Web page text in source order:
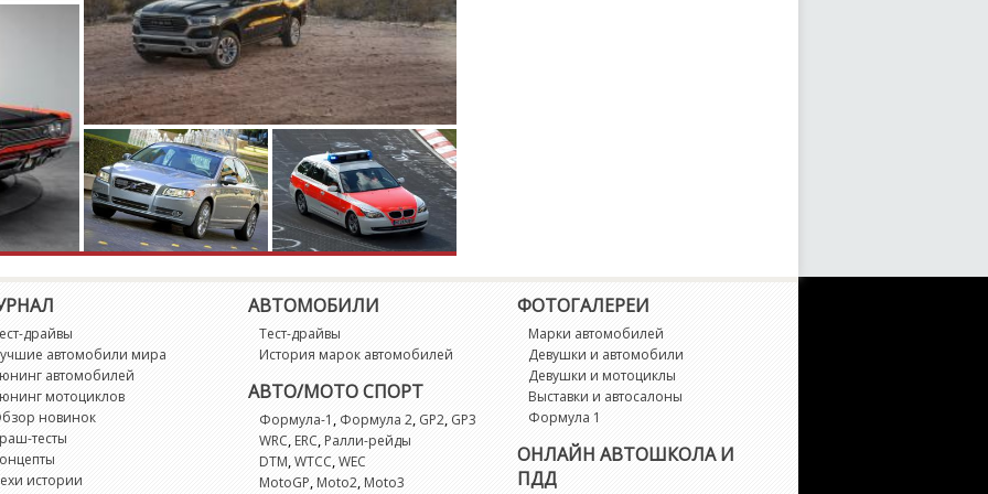
Xedos 6
Xedos 9
драйвы
автомобили мира
автомобилей
мотоциклов
новинок
тесты
истории
АВТОМОБИЛИ
Тест-драйвы
История марок автомобилей
АВТО/МОТО СПОРТ
Формула-1 , Формула 2, GP2, GP3
WRC,ERC,Ралли-рейды
DTM,WTCC,WEC
MotoGP,Moto2,Moto3
ФОТОГАЛЕРЕИ
Марки автомобилей
Девушки и автомобили
Девушки и мотоциклы
Выставки и автосалоны
Формула 1
ОНЛАЙН АВТОШКОЛА И
ПДД